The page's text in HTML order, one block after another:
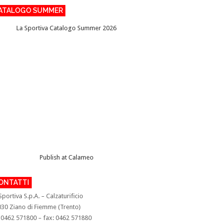
SUMMER
La Sportiva Catalogo Summer 2026
Publish at Calameo
S.p.A. – Calzaturificio
Ziano di Fiemme (Trento)
571800 – fax: 0462 571880